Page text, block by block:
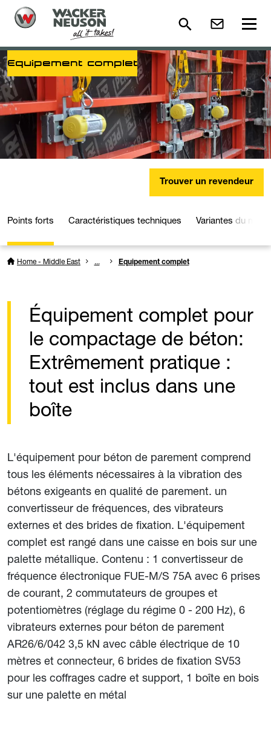
Equipement complet
Trouver un revendeur
Points forts Caractéristiques techniques Variantes du
Home - Middle East ... Equipement complet
Équipement complet pour
le compactage de béton:
Extrêmement pratique :
tout est inclus dans une
boîte
L'équipement pour béton de parement comprend
tous les éléments nécessaires à la vibration des
bétons exigeants en qualité de parement. un
convertisseur de fréquences, des vibrateurs
externes et des brides de fixation. L'équipement
complet est rangé dans une caisse en bois sur une
palette métallique. Contenu : 1 convertisseur de
fréquence électronique FUE-M/S 75A avec 6 prises
de courant, 2 commutateurs de groupes et
potentiomètres (réglage du régime 0 - 200 Hz), 6
vibrateurs externes pour béton de parement
AR26/6/042 3,5 kN avec câble électrique de 10
mètres et connecteur, 6 brides de fixation SV53
pour les coffrages cadre et support, 1 boîte en bois
sur une palette en métal